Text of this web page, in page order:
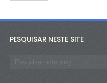
PESQUISAR NESTE SITE